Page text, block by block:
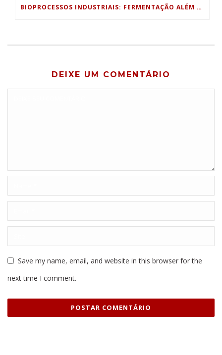
BIOPROCESSOS INDUSTRIAIS: FERMENTAÇÃO ALÉM DA INDÚSTRIA ALIMENTÍCIA
DEIXE UM COMENTÁRIO
Save my name, email, and website in this browser for the
next time I comment.